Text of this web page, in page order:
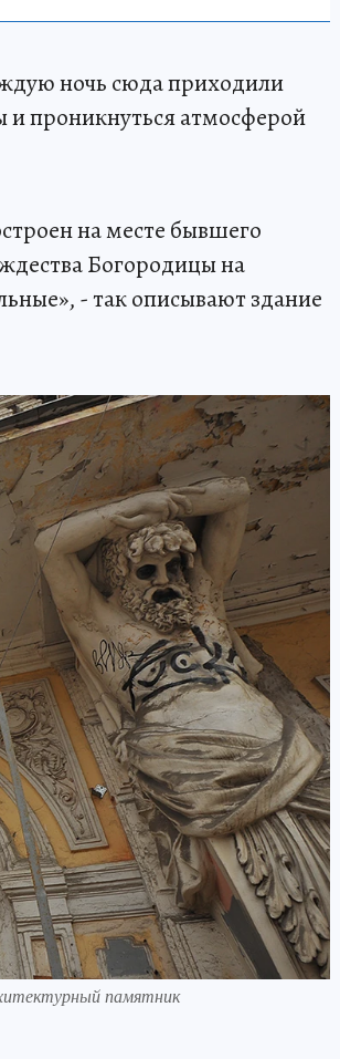
ночь сюда приходили
проникнуться атмосферой
на месте бывшего
Богородицы на
- так описывают здание
памятник